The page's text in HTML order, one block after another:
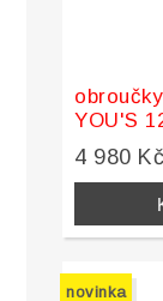
YOU'S
4 980
novinka